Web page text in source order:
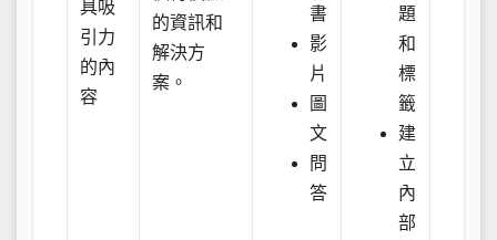
具吸
引力
的內
容
的資訊和
解決方
案。
書
影
片
圖
文
問
答
題
和
標
籤
建
立
內
部